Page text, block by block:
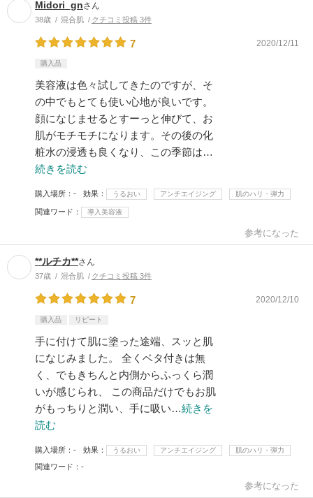
Midori_gnさん
38歳 混合肌 クチコミ投稿 3件
7 2020/12/11
購入品
美容液は色々試してきたのですが、そ
の中でもとても使い心地が良いです。
顔になじませるとすーっと伸びて、お
肌がモチモチになります。その後の化
粧水の浸透も良くなり、この季節は…
続きを読む
購入場所 - 効果 うるおい アンチエイジング 肌のハリ・弾力
関連ワード 導入美容液
参考になった
**ルチカ**さん
37歳 混合肌 クチコミ投稿 3件
7 2020/12/10
購入品 リピート
手に付けて肌に塗った途端、スッと肌
になじみました。 全くベタ付きは無
く、でもきちんと内側からふっくら潤
いが感じられ、 この商品だけでもお肌
がもっちりと潤い、手に吸い…続きを
読む
購入場所 - 効果 うるおい アンチエイジング 肌のハリ・弾力
関連ワード -
参考になった